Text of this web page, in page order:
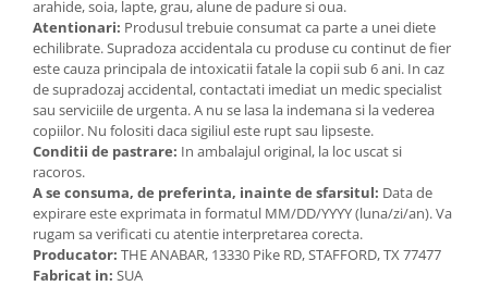
arahide, soia, lapte, grau, alune de padure si oua.
Atentionari: Produsul trebuie consumat ca parte a unei diete
echilibrate. Supradoza accidentala cu produse cu continut de fier
este cauza principala de intoxicatii fatale la copii sub 6 ani. In caz
de supradozaj accidental, contactati imediat un medic specialist
sau serviciile de urgenta. A nu se lasa la indemana si la vederea
copiilor. Nu folositi daca sigiliul este rupt sau lipseste.
Conditii de pastrare: In ambalajul original, la loc uscat si
racoros.
A se consuma, de preferinta, inainte de sfarsitul: Data de
expirare este exprimata in formatul MM/DD/YYYY (luna/zi/an). Va
rugam sa verificati cu atentie interpretarea corecta.
Producator: THE ANABAR, 13330 Pike RD, STAFFORD, TX 77477
Fabricat in: SUA